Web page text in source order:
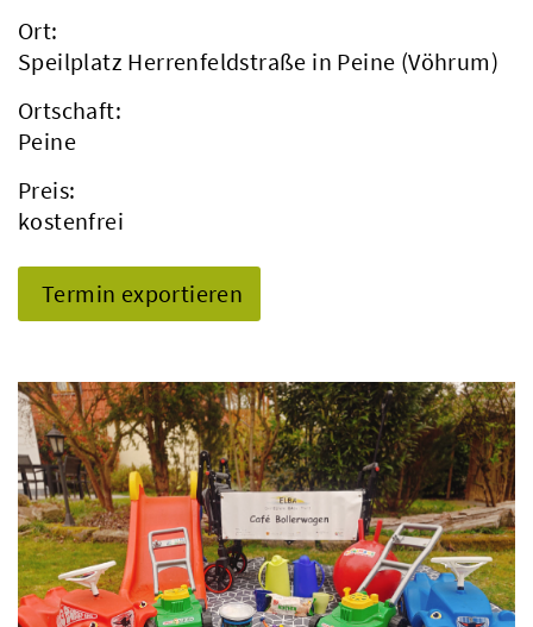
Ort:
Speilplatz Herrenfeldstraße in Peine (Vöhrum)
Ortschaft:
Peine
Preis:
kostenfrei
Termin exportieren